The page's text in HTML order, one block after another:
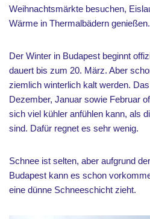
Weihnachtsmärkte besuchen,
Wärme in Thermalbädern genießen.
Der Winter in Budapest beginnt
dauert bis zum 20. März. Aber
ziemlich winterlich kalt werden.
Dezember, Januar sowie Februar
sich viel kühler anfühlen kann, als
sind. Dafür regnet es sehr wenig.
Schnee ist selten, aber aufgrund
Budapest kann es schon
eine dünne Schneeschicht zieht.